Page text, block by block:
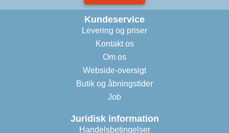
Kundeservice
Levering og priser
Kontakt os
Om os
Webside-oversigt
Butik og åbningstider
Job
Juridisk information
Handelsbetingelser